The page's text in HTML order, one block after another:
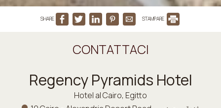
SHARE STAMPARE
CONTATTACI
Regency Pyramids Hotel
Hotel al Cairo, Egitto